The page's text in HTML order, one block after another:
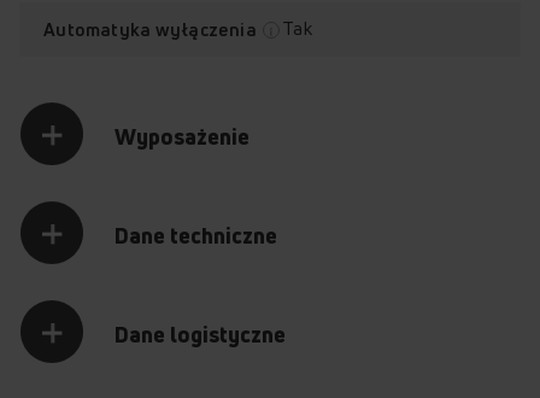
Automatyka wyłączenia Tak
Wyposażenie
Dane techniczne
Dane logistyczne